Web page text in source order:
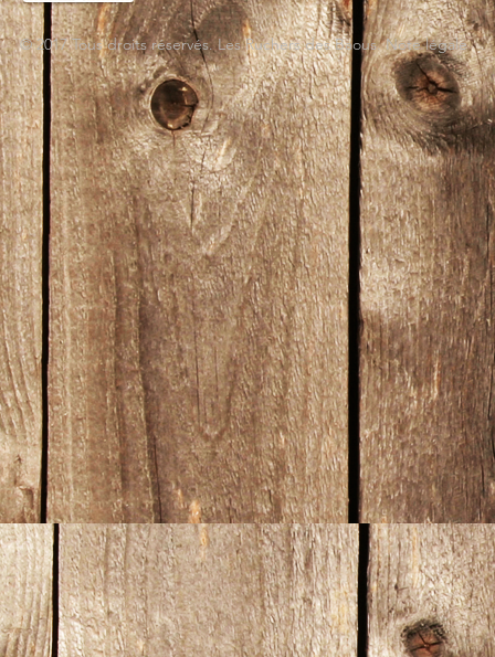
© 2017 Tous droits réservés. Les Ruchers des Baous. Note légale